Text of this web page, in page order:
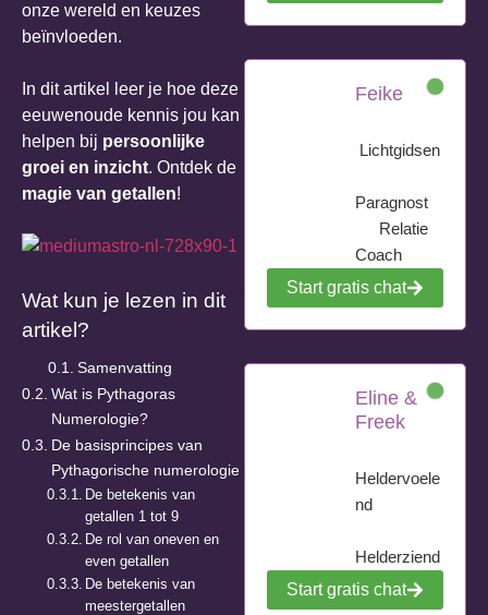
onze wereld en keuzes
beïnvloeden.
In dit artikel leer je hoe deze
eeuwenoude kennis jou kan
helpen bij persoonlijke
groei en inzicht. Ontdek de
magie van getallen!
Wat kun je lezen in dit
artikel?
Samenvatting
Wat is Pythagoras
Numerologie?
De basisprincipes van
Pythagorische numerologie
De betekenis van
getallen 1 tot 9
De rol van oneven en
even getallen
De betekenis van
meestergetallen
Feike
Lichtgidsen
Paragnost
Relatie
Coach
Start gratis chat
Eline &
Freek
Heldervoele
nd
Helderziend
Start gratis chat